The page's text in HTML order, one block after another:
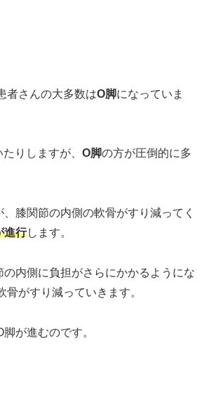
者さんの大多数はO脚になっていま
りしますが、 O脚の方が圧倒的に多
膝関節の内側の軟骨がすり減ってく
進行します。
の内側に負担がさらにかかるようにな
骨がすり減っていきます。
が進むのです。